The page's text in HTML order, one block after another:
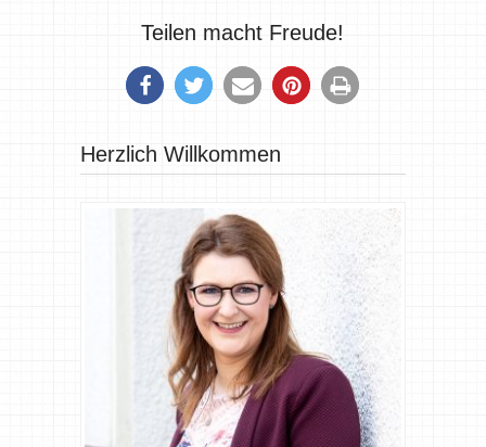
Teilen macht Freude!
Herzlich Willkommen